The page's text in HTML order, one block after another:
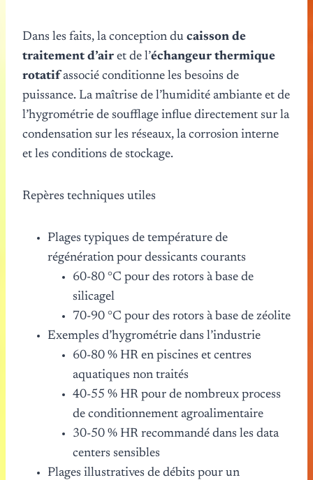
Dans les faits, la conception du caisson de
traitement d’air et de l’échangeur thermique
rotatifassocié conditionne les besoins de
puissance. La maîtrise de l’humidité ambiante et de
l’hygrométrie de soufflage influe directement sur la
condensation sur les réseaux, la corrosion interne
et les conditions de stockage.
Repères techniques utiles
Plages typiques de température de
régénération pour dessicants courants
60-80 °C pour des rotors à base de
silicagel
70-90 °C pour des rotors à base de zéolite
Exemples d’hygrométrie dans l’industrie
60-80 % HR en piscines et centres
aquatiques non traités
40-55 % HR pour de nombreux process
de conditionnement agroalimentaire
30-50 % HR recommandé dans les data
centers sensibles
Plages illustratives de débits pour un